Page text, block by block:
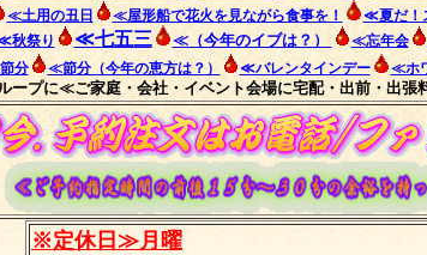
≪土用の丑日 ≪屋形船で花火を見ながら食事を！
≪夏だ！
秋祭り ≪七五三 ≪（今年のイブは？） ≪忘年会
分 ≪節分（今年の恵方は？） ≪バレンタインデー ≪ホ
ープに≪ご家庭・会社・イベント会場に宅配・出前・出張
※定休日≫月曜